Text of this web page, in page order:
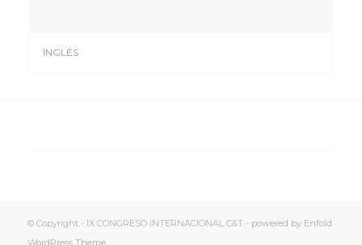
INGLÉS
© Copyright - IX CONGRESO INTERNACIONAL C&T - powered by Enfold
WordPress Theme